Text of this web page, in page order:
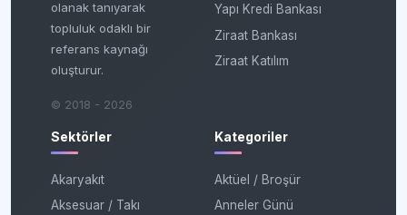
olanak tanıyarak
topluluk odaklı bir
referans kaynağı
oluşturur.
© 2018 - 2026
Yapı Kredi Bankası
Ziraat Bankası
Ziraat Katılım
Sektörler
Akaryakıt
Aksesuar / Takı
Kategoriler
Aktüel / Broşür
Anneler Günü